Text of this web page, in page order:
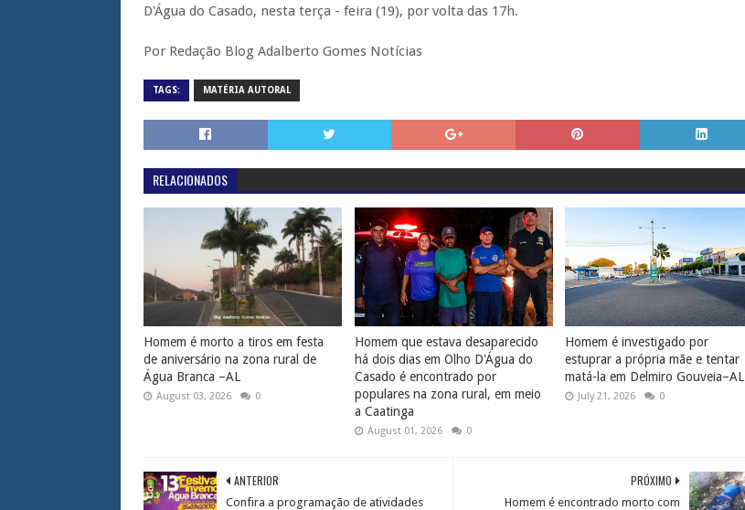
D'Água do Casado, nesta terça - feira (19), por volta das 17h.
Por Redação Blog Adalberto Gomes Notícias
TAGS: MATÉRIA AUTORAL
RELACIONADOS
Homem é morto a tiros em festa
de aniversário na zona rural de
Água Branca –AL
August 03, 2026 0
Homem que estava desaparecido
há dois dias em Olho D'Água do
Casado é encontrado por
populares na zona rural, em meio
a Caatinga
August 01, 2026 0
Homem é investigado por
estuprar a própria mãe e tentar
matá-la em Delmiro Gouveia–AL
July 21, 2026 0
PRÓXIMO
Homem é encontrado morto com
ANTERIOR
Confira a programação de atividades